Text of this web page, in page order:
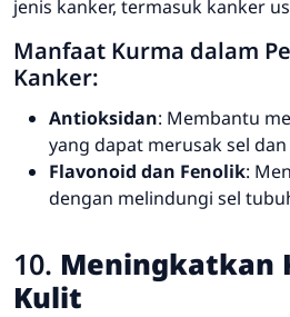
jenis kanker, termasuk kanker
Manfaat Kurma dalam
Kanker:
Antioksidan: Membantu
yang dapat merusak sel
Flavonoid dan Fenolik:
dengan melindungi sel
10. Meningkatkan
Kulit